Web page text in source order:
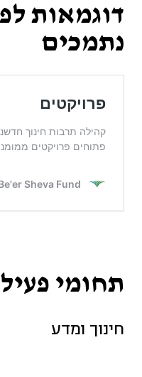
דוגמאות
נתמכים
תחומי
חינוך ומדע